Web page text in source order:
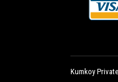
Kumkoy